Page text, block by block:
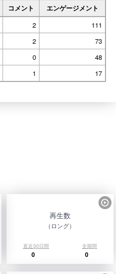
コメント
エンゲージメント
2
111
2
73
0
48
1 17
再生数
（ロング）
直近30日間 全期間
0 0